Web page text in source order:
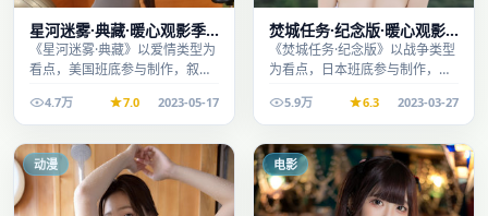
星河迷雾·典藏·暖心观影季
口碑发酵持续升温
《星河迷雾·典藏》以爱情类型为
看点，美国班底参与制作，叙事
观看。
4.7万 7.0 2023-05-17
焚城任务·纪念版·暖心观影
季口碑发酵持续升温
《焚城任务·纪念版》以战争类型
为看点，日本班底参与制作，叙
段观看。
5.9万 6.3 2023-03-27
动漫 电影